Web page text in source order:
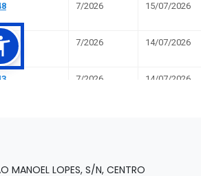
MANOEL LOPES, S/N, CENTRO